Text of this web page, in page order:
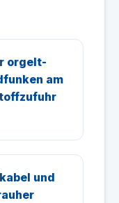
orgelt-
am
und